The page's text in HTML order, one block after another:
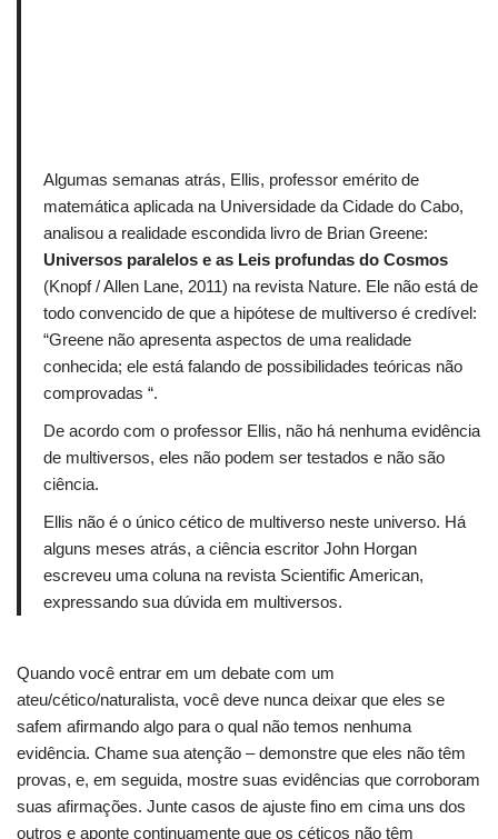
Algumas semanas atrás, Ellis, professor emérito de
matemática aplicada na Universidade da Cidade do Cabo,
analisou a realidade escondida livro de Brian Greene:
Universos paralelos e as Leis profundas do Cosmos
(Knopf / Allen Lane, 2011) na revista Nature. Ele não está de
todo convencido de que a hipótese de multiverso é credível:
“Greene não apresenta aspectos de uma realidade
conhecida; ele está falando de possibilidades teóricas não
comprovadas “.
De acordo com o professor Ellis, não há nenhuma evidência
de multiversos, eles não podem ser testados e não são
ciência.
Ellis não é o único cético de multiverso neste universo. Há
alguns meses atrás, a ciência escritor John Horgan
escreveu uma coluna na revista Scientific American,
expressando sua dúvida em multiversos.
Quando você entrar em um debate com um
ateu/cético/naturalista, você deve nunca deixar que eles se
safem afirmando algo para o qual não temos nenhuma
evidência. Chame sua atenção – demonstre que eles não têm
provas, e, em seguida, mostre suas evidências que corroboram
suas afirmações. Junte casos de ajuste fino em cima uns dos
outros e aponte continuamente que os céticos não têm